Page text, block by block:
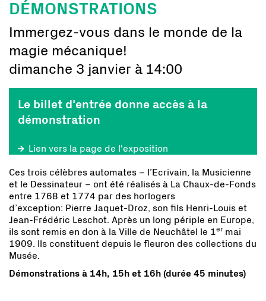
DÉMONSTRATIONS
Immergez-vous dans le monde de la
magie mécanique!
dimanche 3 janvier à 14:00
Le billet d'entrée donne accès à la
démonstration
Lien vers la page de l'exposition
Ces trois célèbres automates – l’Ecrivain, la Musicienne
et le Dessinateur – ont été réalisés à La Chaux-de-Fonds
entre 1768 et 1774 par des horlogers
d’exception: Pierre Jaquet-Droz, son fils Henri-Louis et
Jean-Frédéric Leschot. Après un long périple en Europe,
ils sont remis en don à la Ville de Neuchâtel le 1er mai
1909. Ils constituent depuis le fleuron des collections du
Musée.
Démonstrations à 14h, 15h et 16h (durée 45 minutes)